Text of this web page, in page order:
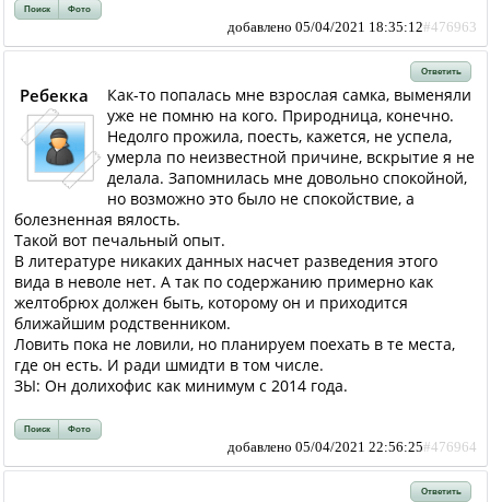
Поиск Фото
добавлено 05/04/2021 18:35:12#476963
Ответить
Ребекка
Как-то попалась мне взрослая самка, выменяли
уже не помню на кого. Природница, конечно.
Недолго прожила, поесть, кажется, не успела,
умерла по неизвестной причине, вскрытие я не
делала. Запомнилась мне довольно спокойной,
но возможно это было не спокойствие, а
болезненная вялость.
Такой вот печальный опыт.
В литературе никаких данных насчет разведения этого
вида в неволе нет. А так по содержанию примерно как
желтобрюх должен быть, которому он и приходится
ближайшим родственником.
Ловить пока не ловили, но планируем поехать в те места,
где он есть. И ради шмидти в том числе.
ЗЫ: Он долихофис как минимум с 2014 года.
Поиск Фото
добавлено 05/04/2021 22:56:25#476964
Ответить